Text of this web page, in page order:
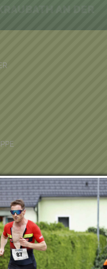
Webseite für Sie
Wenn Sie fortfahren,
von Cookies auf